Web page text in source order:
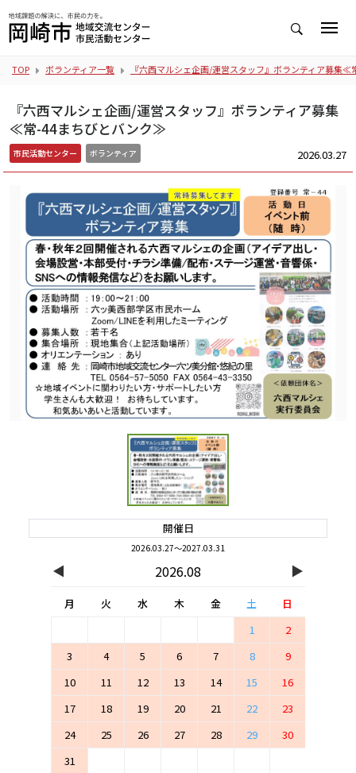
TOP ボランティア一覧 『六西マルシェ企画/運営スタッフ』ボランティア募集
『六西マルシェ企画/運営スタッフ』ボランティア募集
≪常-44まちびとバンク≫
市民活動センター ボランティア 2026.03.27
開催日
2026.03.27～2027.03.31
◀ 2026.08 ▶
月 火 水 木 金 土
日
1
2
3
4 5 6 7 8
9
10
11 12 13 14 15
16
17
18 19 20 21 22
23
24
25 26 27 28 29
30
31